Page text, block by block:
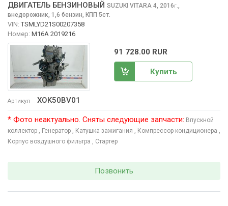
Артикул XOK50BV01
ДВИГАТЕЛЬ БЕНЗИНОВЫЙ SUZUKI VITARA 4, 2016г.,
внедорожник, 1,6 бензин, КПП 5ст.
VIN: TSMLYD21S00207358
Номер: M16A 2019216
91 728.00 RUR
Купить
* Фото неактуально. Сняты следующие запчасти: Впускной
коллектор , Генератор , Катушка зажигания , Компрессор кондиционера ,
Корпус воздушного фильтра , Стартер
Позвонить